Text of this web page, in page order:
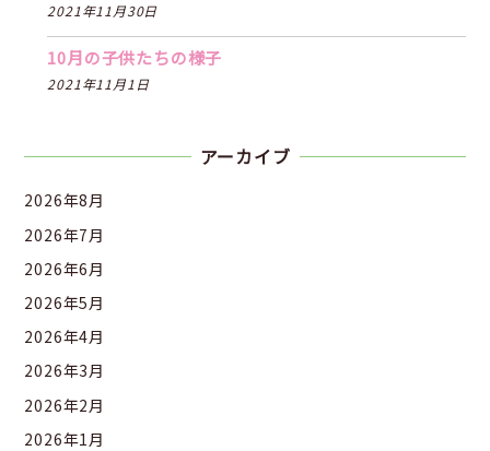
2021年11月30日
10月の子供たちの様子
2021年11月1日
アーカイブ
2026年8月
2026年7月
2026年6月
2026年5月
2026年4月
2026年3月
2026年2月
2026年1月